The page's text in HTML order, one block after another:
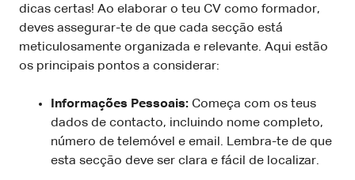
dicas certas! Ao elaborar o teu CV como formador,
deves assegurar-te de que cada secção está
meticulosamente organizada e relevante. Aqui estão
os principais pontos a considerar:
Informações Pessoais: Começa com os teus
dados de contacto, incluindo nome completo,
número de telemóvel e email. Lembra-te de que
esta secção deve ser clara e fácil de localizar.